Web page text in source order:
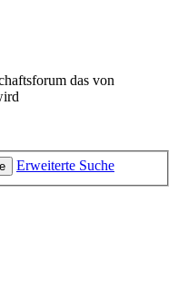
das von
Erweiterte Suche